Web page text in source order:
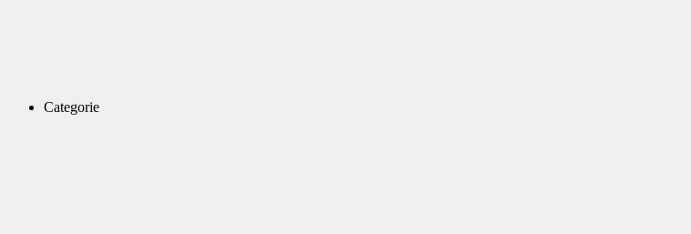
Categorie